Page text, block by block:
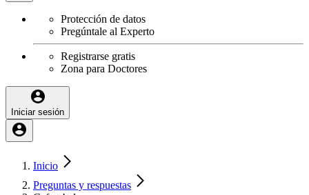
Protección de datos
Pregúntale al Experto
Registrarse gratis
Zona para Doctores
Iniciar sesión
Inicio
Preguntas y respuestas